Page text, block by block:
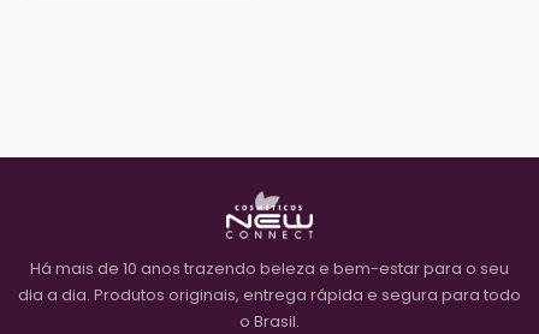
Há mais de 10 anos trazendo beleza e bem-estar para o seu
dia a dia. Produtos originais, entrega rápida e segura para todo
o Brasil.